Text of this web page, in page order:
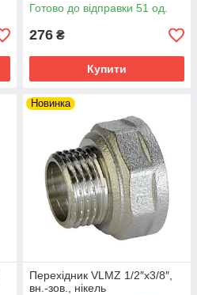
Готово до відправки 51 од.
276 ₴
Купити
Новинка
Перехідник VLMZ 1/2″х3/8″,
вн.-зов., нікель